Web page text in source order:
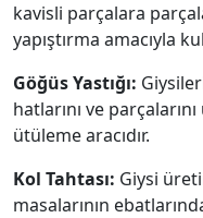
kavisli parçalara
yapıştırma amacıyla
Göğüs Yastığı:
hatlarını ve
ütüleme aracıdır.
Kol Tahtası: Giysi
masalarının